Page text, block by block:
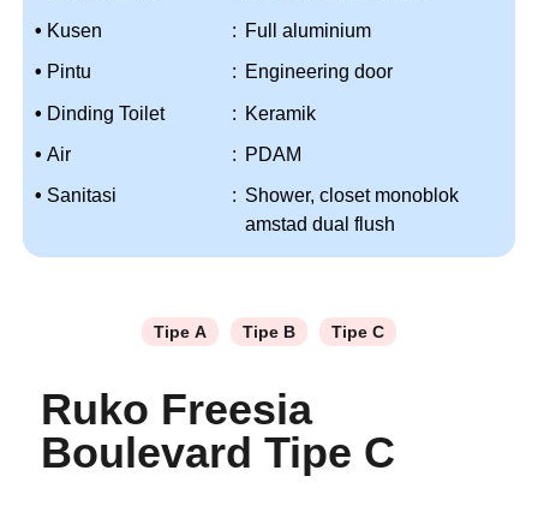
• Kusen : Full aluminium
• Pintu : Engineering door
• Dinding Toilet : Keramik
• Air : PDAM
• Sanitasi : Shower, closet monoblok
amstad dual flush
Tipe A Tipe B Tipe C
Ruko Freesia
Boulevard Tipe C